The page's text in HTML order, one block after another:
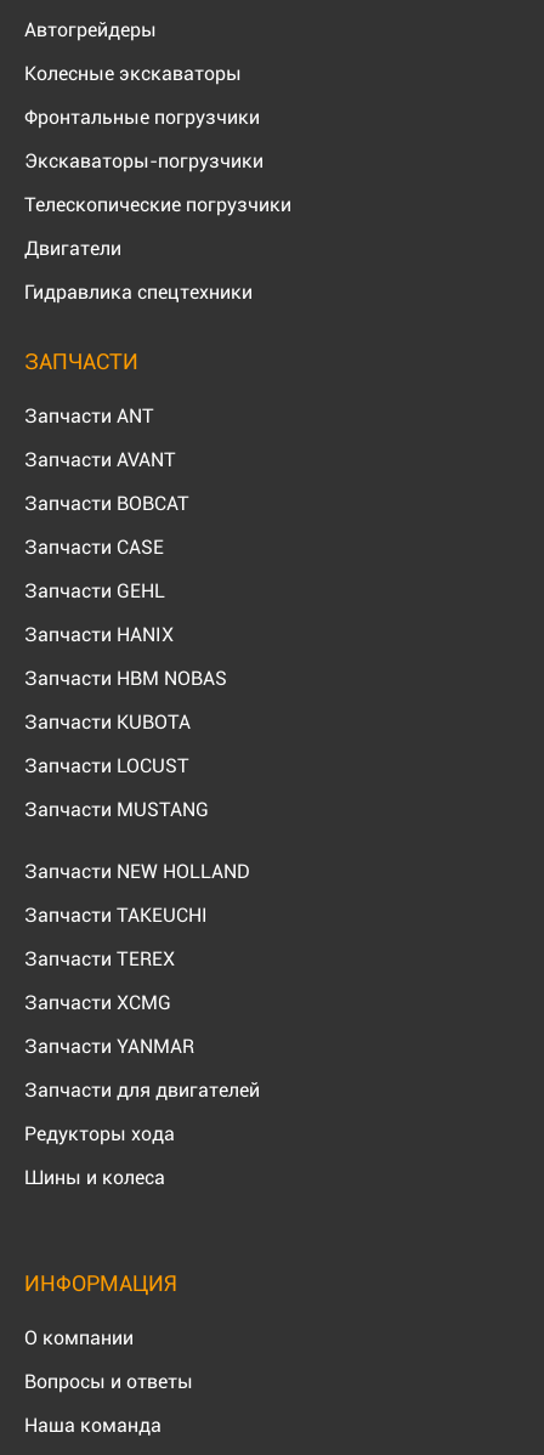
Автогрейдеры
Колесные экскаваторы
Фронтальные погрузчики
Экскаваторы-погрузчики
Телескопические погрузчики
Двигатели
Гидравлика спецтехники
ЗАПЧАСТИ
Запчасти ANT
Запчасти AVANT
Запчасти BOBCAT
Запчасти CASE
Запчасти GEHL
Запчасти HANIX
Запчасти HBM NOBAS
Запчасти KUBOTA
Запчасти LOCUST
Запчасти MUSTANG
Запчасти NEW HOLLAND
Запчасти TAKEUCHI
Запчасти TEREX
Запчасти XCMG
Запчасти YANMAR
Запчасти для двигателей
Редукторы хода
Шины и колеса
ИНФОРМАЦИЯ
О компании
Вопросы и ответы
Наша команда